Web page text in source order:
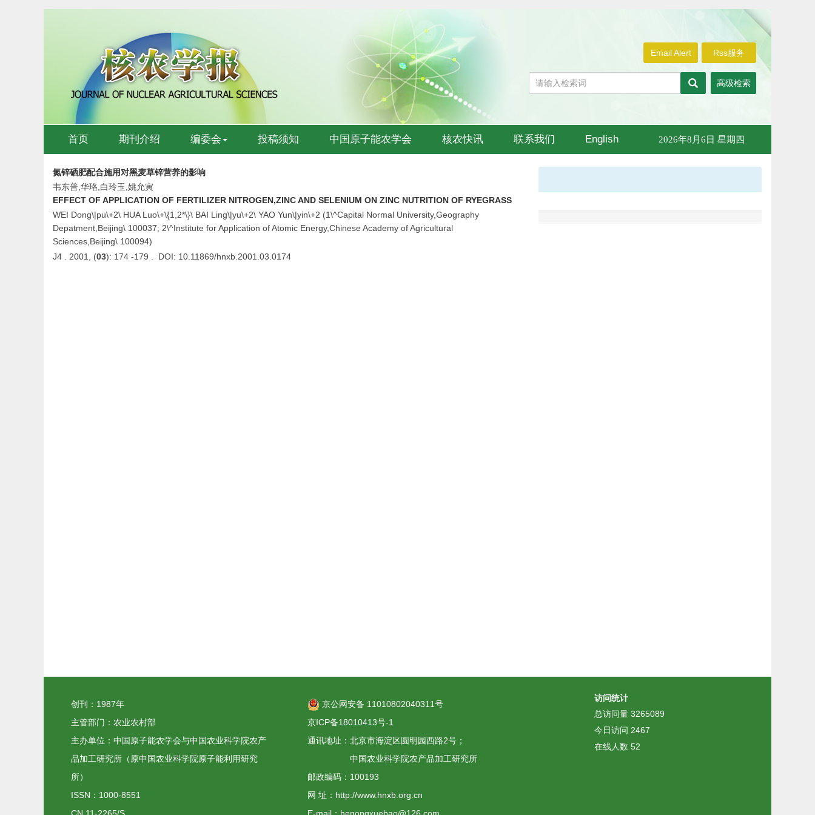
Rss服务
Email Alert
高级检索
首页 期刊介绍 编委会 投稿须知 中国原子能农学会 核农快讯 联系我们 English 2026年8月6日 星期四
氮锌硒肥配合施用对黑麦草锌营养的影响
韦东普,华珞,白玲玉,姚允寅
EFFECT OF APPLICATION OF FERTILIZER NITROGEN,ZINC AND SELENIUM ON ZINC NUTRITION OF RYEGRASS
WEI Dong\|pu\+2\ HUA Luo\+\{1,2*\}\ BAI Ling\|yu\+2\ YAO Yun\|yin\+2 (1\^Capital Normal University,Geography
Depatment,Beijing\ 100037; 2\^Institute for Application of Atomic Energy,Chinese Academy of Agricultural
Sciences,Beijing\ 100094)
J4 . 2001, (03): 174 -179 . DOI: 10.11869/hnxb.2001.03.0174
创刊：1987年
主管部门：农业农村部
主办单位：中国原子能农学会与中国农业科学院农产
品加工研究所（原中国农业科学院原子能利用研究
所）
ISSN：1000-8551
京公网安备 11010802040311号
京ICP备18010413号-1
通讯地址：北京市海淀区圆明园西路2号；
中国农业科学院农产品加工研究所
邮政编码：100193
网 址：http://www.hnxb.org.cn
访问统计
总访问量 3265089
今日访问 2467
在线人数 52